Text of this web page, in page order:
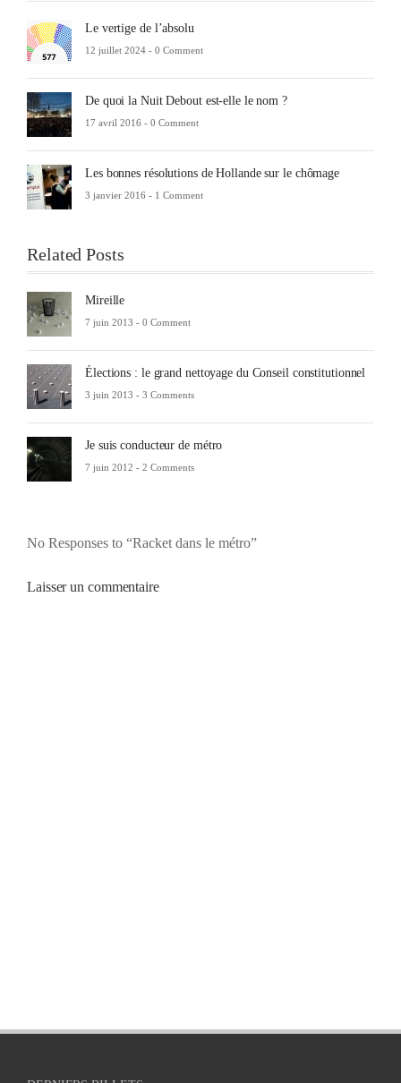
Le vertige de l’absolu
12 juillet 2024 - 0 Comment
De quoi la Nuit Debout est-elle le nom ?
17 avril 2016 - 0 Comment
Les bonnes résolutions de Hollande sur le chômage
3 janvier 2016 - 1 Comment
Related Posts
Mireille
7 juin 2013 - 0 Comment
Élections : le grand nettoyage du Conseil constitutionnel
3 juin 2013 - 3 Comments
Je suis conducteur de métro
7 juin 2012 - 2 Comments
No Responses to “Racket dans le métro”
Laisser un commentaire